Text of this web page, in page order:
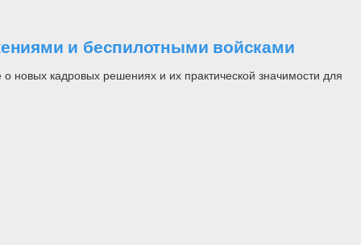
и беспилотными войсками
новых кадровых решениях и их практической значимости для